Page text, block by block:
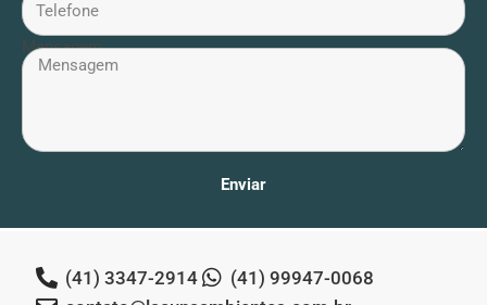
Mensagem
Enviar
(41) 3347-2914
(41) 99947-0068